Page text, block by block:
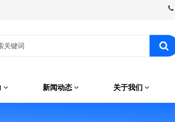
新闻动态 关于我们